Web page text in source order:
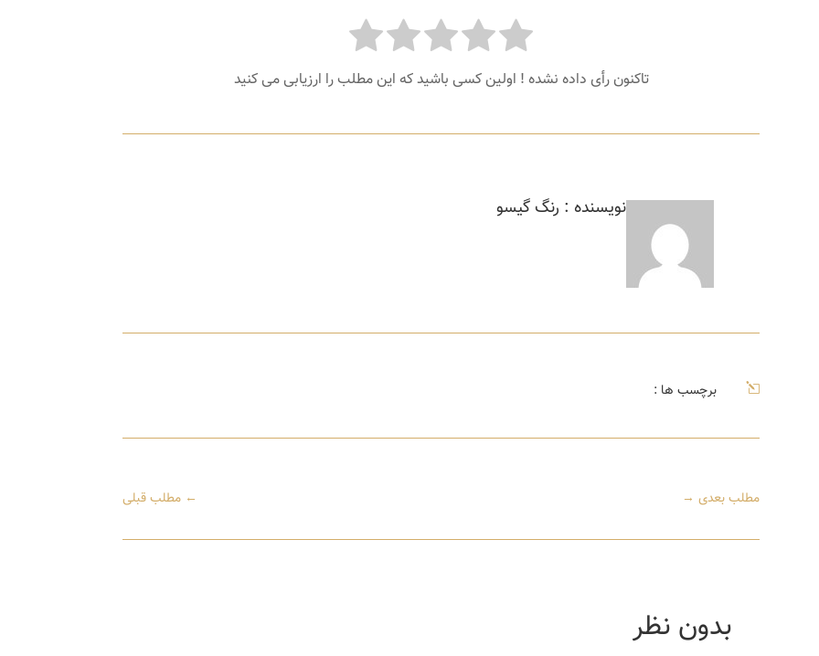
تاکنون رأی داده نشده ! اولین کسی باشید که این مطلب را ارزیابی می کنید
نویسنده : رنگ گیسو
l برچسب ها :
← مطلب قبلی مطلب بعدی→
بدون نظر